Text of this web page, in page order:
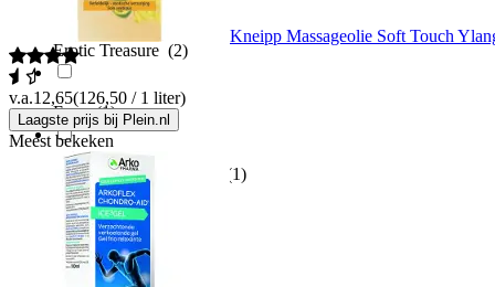
Erotic Treasure (2)
Espa(1)
Evolve Organic Beauty (1)
Exotiq(4)
Kneipp Massageolie Soft Touch
v.a.12,65(126,50 / 1 liter)
Laagste prijs bij Plein.nl
Meest bekeken